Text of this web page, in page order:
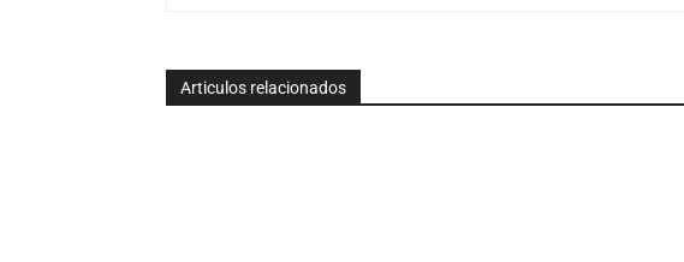
Articulos relacionados